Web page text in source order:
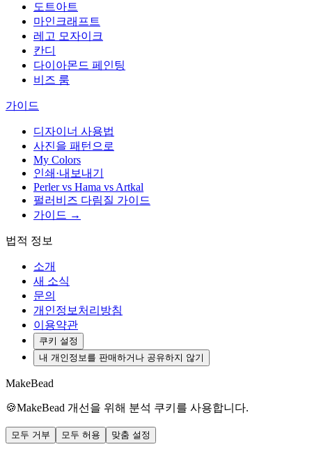
도트아트
마인크래프트
레고 모자이크
칸디
다이아몬드 페인팅
비즈 룸
가이드
디자이너 사용법
사진을 패턴으로
My Colors
인쇄·내보내기
Perler vs Hama vs Artkal
펄러비즈 다림질 가이드
가이드 →
법적 정보
소개
새 소식
문의
개인정보처리방침
이용약관
쿠키 설정
내 개인정보를 판매하거나 공유하지 않기
MakeBead
🍪MakeBead 개선을 위해 분석 쿠키를 사용합니다.
모두 거부 모두 허용 맞춤 설정